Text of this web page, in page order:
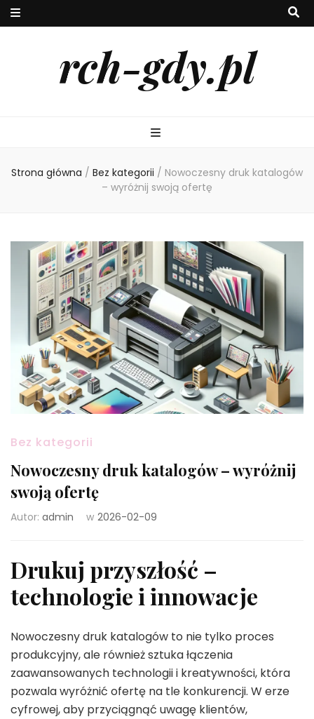
rch-gdy.pl
Strona główna / Bez kategorii / Nowoczesny druk katalogów
– wyróżnij swoją ofertę
Bez kategorii
Nowoczesny druk katalogów – wyróżnij
swoją ofertę
Autor: admin w 2026-02-09
Drukuj przyszłość –
technologie i innowacje
Nowoczesny druk katalogów to nie tylko proces
produkcyjny, ale również sztuka łączenia
zaawansowanych technologii i kreatywności, która
pozwala wyróżnić ofertę na tle konkurencji. W erze
cyfrowej, aby przyciągnąć uwagę klientów,